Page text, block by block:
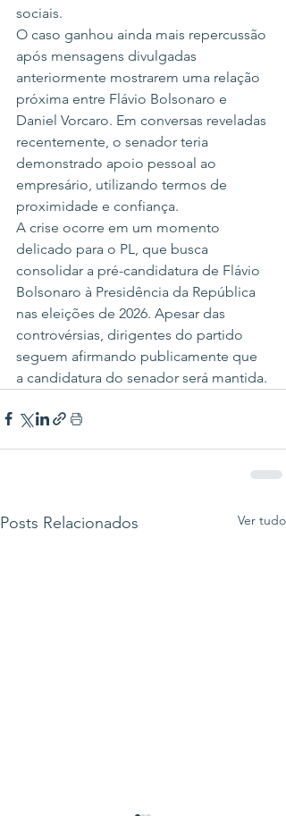
sociais.
O caso ganhou ainda mais repercussão
após mensagens divulgadas
anteriormente mostrarem uma relação
próxima entre Flávio Bolsonaro e
Daniel Vorcaro. Em conversas reveladas
recentemente, o senador teria
demonstrado apoio pessoal ao
empresário, utilizando termos de
proximidade e confiança.
A crise ocorre em um momento
delicado para o PL, que busca
consolidar a pré-candidatura de Flávio
Bolsonaro à Presidência da República
nas eleições de 2026. Apesar das
controvérsias, dirigentes do partido
seguem afirmando publicamente que
a candidatura do senador será mantida.
Posts Relacionados Ver tudo